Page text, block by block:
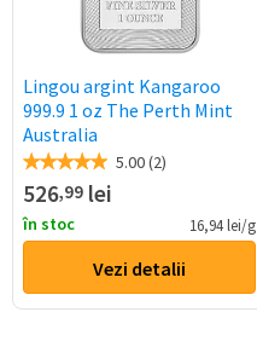
Lingou argint Kangaroo
999.9 1 oz The Perth Mint
Australia
5.00 (2)
526,99 lei
în stoc 16,94 lei/g
Vezi detalii